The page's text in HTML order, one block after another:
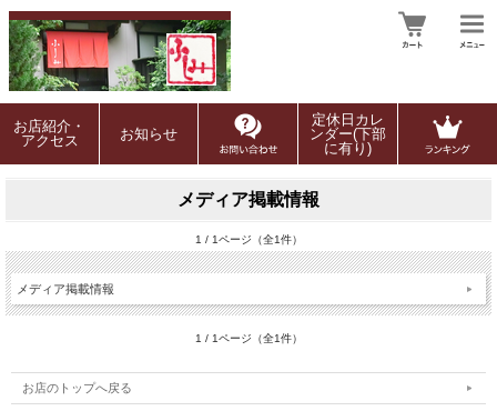
お店紹介・
アクセス
お知らせ
定休日カレ
ンダー(下部
に有り)
メディア掲載情報
1 / 1ページ（全1件）
メディア掲載情報
1 / 1ページ（全1件）
お店のトップへ戻る